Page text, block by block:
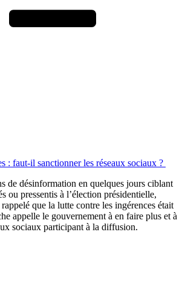
: faut-il sanctionner les réseaux sociaux ?
de désinformation en quelques jours ciblant
ou pressentis à l’élection présidentielle,
que la lutte contre les ingérences était
appelle le gouvernement à en faire plus et à
sociaux participant à la diffusion.